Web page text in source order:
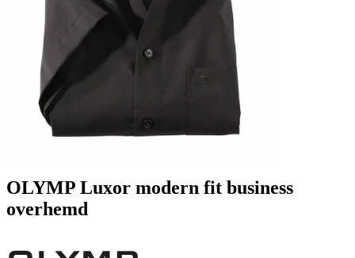
OLYMP Luxor modern fit business
overhemd